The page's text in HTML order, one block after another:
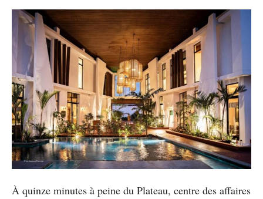
À quinze minutes à peine du Plateau, centre des affaires